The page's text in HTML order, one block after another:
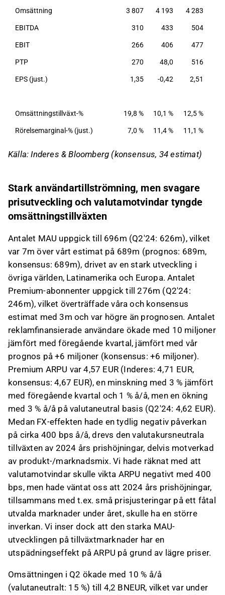
Omsättning 3 807 4 193 4 283
EBITDA 310 433 504
EBIT 266 406 477
PTP 270 48,0 516
EPS (just.) 1,35 -0,42 2,51
Omsättningstillväxt-% 19,8 % 10,1 % 12,5 %
Rörelsemarginal-% (just.) 7,0 % 11,4 % 11,1 %
Källa: Inderes & Bloomberg (konsensus, 34 estimat)
Stark användartillströmning, men svagare
prisutveckling och valutamotvindar tyngde
omsättningstillväxten
Antalet MAU uppgick till 696m (Q2'24: 626m), vilket
var 7m över vårt estimat på 689m (prognos: 689m,
konsensus: 689m), drivet av en stark utveckling i
övriga världen, Latinamerika och Europa. Antalet
Premium-abonnenter uppgick till 276m (Q2'24:
246m), vilket överträffade våra och konsensus
estimat med 3m och var högre än prognosen. Antalet
reklamfinansierade användare ökade med 10 miljoner
jämfört med föregående kvartal, jämfört med vår
prognos på +6 miljoner (konsensus: +6 miljoner).
Premium ARPU var 4,57 EUR (Inderes: 4,71 EUR,
konsensus: 4,67 EUR), en minskning med 3 % jämfört
med föregående kvartal och 1 % å/å, men en ökning
med 3 % å/å på valutaneutral basis (Q2'24: 4,62 EUR).
Medan FX-effekten hade en tydlig negativ påverkan
på cirka 400 bps å/å, drevs den valutakursneutrala
tillväxten av 2024 års prishöjningar, delvis motverkad
av produkt-/marknadsmix. Vi hade räknat med att
valutamotvindar skulle vikta ARPU negativt med 400
bps, men hade väntat oss att 2024 års prishöjningar,
tillsammans med t.ex. små prisjusteringar på ett fåtal
utvalda marknader under året, skulle ha en större
inverkan. Vi inser dock att den starka MAU-
utvecklingen på tillväxtmarknader har en
utspädningseffekt på ARPU på grund av lägre priser.
Omsättningen i Q2 ökade med 10 % å/å
(valutaneutralt: 15 %) till 4,2 BNEUR, vilket var under